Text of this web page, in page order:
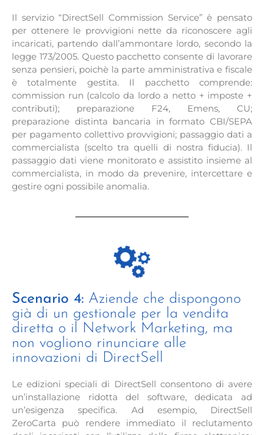
Il servizio “DirectSell Commission Service” è pensato
per ottenere le provvigioni nette da riconoscere agli
incaricati, partendo dall’ammontare lordo, secondo la
legge 173/2005. Questo pacchetto consente di lavorare
senza pensieri, poichè la parte amministrativa e fiscale
è totalmente gestita. Il pacchetto comprende:
commission run (calcolo da lordo a netto + imposte +
contributi); preparazione F24, Emens, CU;
preparazione distinta bancaria in formato CBI/SEPA
per pagamento collettivo provvigioni; passaggio dati a
commercialista (scelto tra quelli di nostra fiducia). Il
passaggio dati viene monitorato e assistito insieme al
commercialista, in modo da prevenire, intercettare e
gestire ogni possibile anomalia.
Scenario 4: Aziende che dispongono
già di un gestionale per la vendita
diretta o il Network Marketing, ma
non vogliono rinunciare alle
innovazioni di DirectSell
Le edizioni speciali di DirectSell consentono di avere
un’installazione ridotta del software, dedicata ad
un’esigenza specifica. Ad esempio, DirectSell
ZeroCarta può rendere immediato il reclutamento